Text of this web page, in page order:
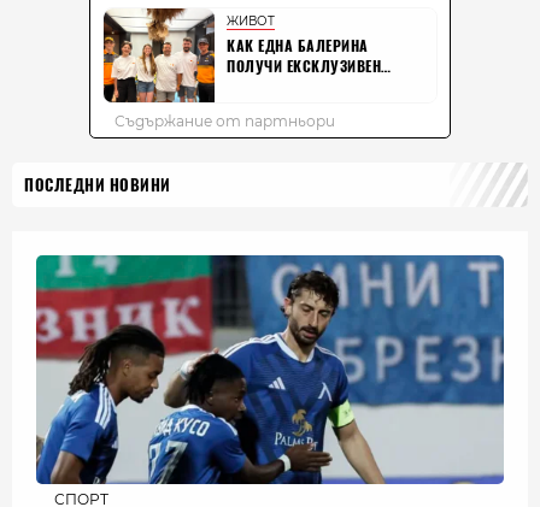
ПОСЛЕДНИ НОВИНИ
СПОРТ